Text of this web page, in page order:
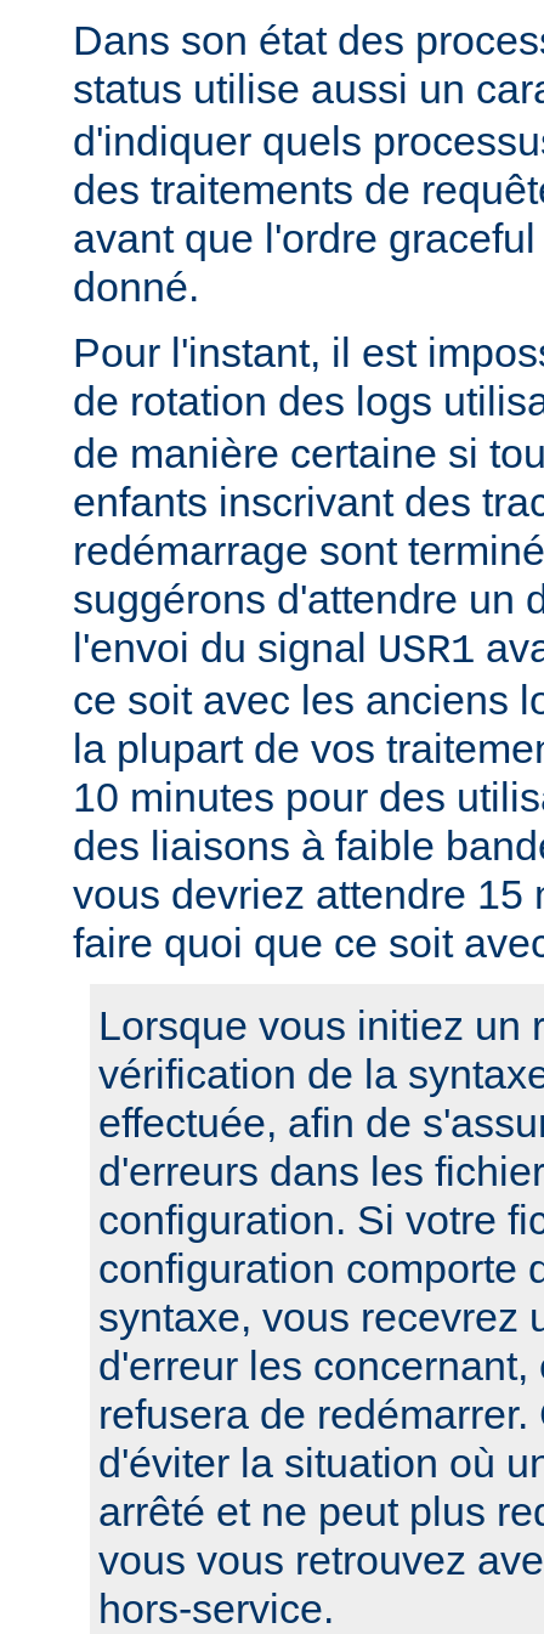
Dans son état des
status utilise aussi un
d'indiquer quels
des traitements de
avant que l'ordre
donné.
Pour l'instant, il est
de rotation des logs
de manière certaine si
enfants inscrivant des
redémarrage sont
suggérons d'attendre un
l'envoi du signal USR1
ce soit avec les anciens
la plupart de vos
10 minutes pour des
des liaisons à faible
vous devriez attendre 15
faire quoi que ce soit
Lorsque vous initiez un
vérification de la
effectuée, afin de
d'erreurs dans les
configuration. Si votre
configuration comporte
syntaxe, vous recevrez
d'erreur les concernant,
refusera de
d'éviter la situation où
arrêté et ne peut plus
vous vous retrouvez
hors-service.